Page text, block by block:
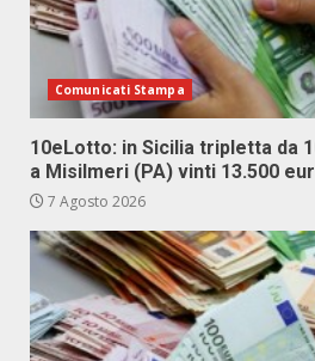
Comunicati Stampa
10eLotto: in Sicilia tripletta da
a Misilmeri (PA) vinti 13.500
7 Agosto 2026